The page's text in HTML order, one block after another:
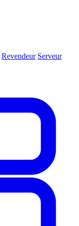
Revendeur Serveur